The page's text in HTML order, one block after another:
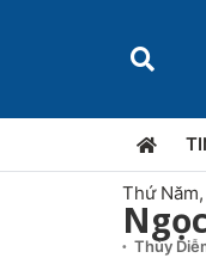
Thứ
Thúy